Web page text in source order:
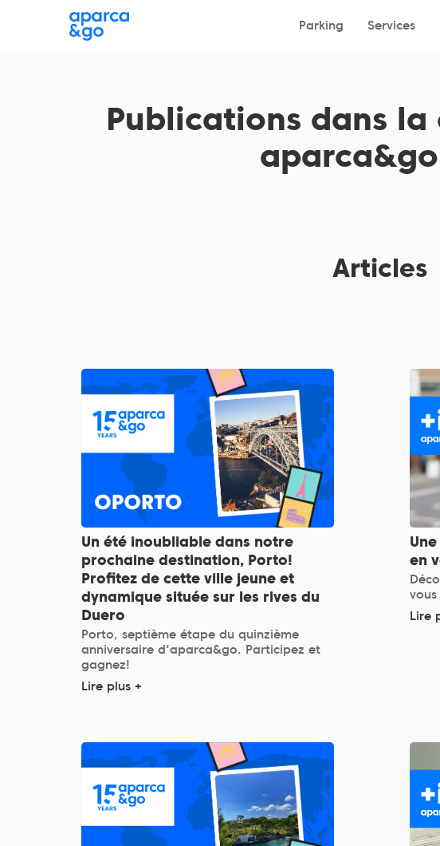
Parking Services
Choisissez votre parking
Choisissez votre parking
Publications dans
aparca&go
Articles
Un été inoubliable dans notre
prochaine destination, Porto!
Profitez de cette ville jeune et
dynamique située sur les rives du
Duero
Porto, septième étape du quinzième
anniversaire d'aparca&go. Participez et
gagnez!
Lire plus +
en
Lire